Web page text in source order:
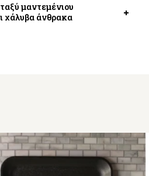
μαντεμένιου
χάλυβα άνθρακα